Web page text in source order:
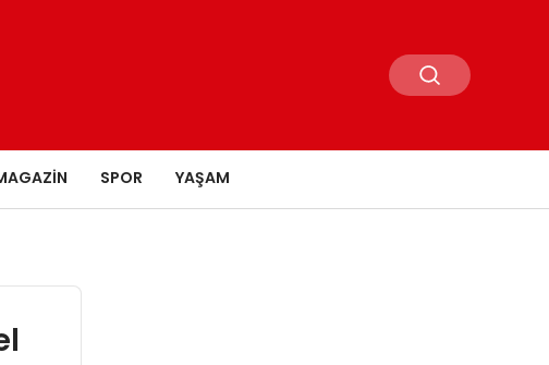
SPOR YAŞAM